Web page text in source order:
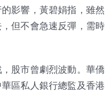
影響，黃碧娟指，雖然
但不會急速反彈，需時
股市曾劇烈波動。華僑
區私人銀行總監及香港